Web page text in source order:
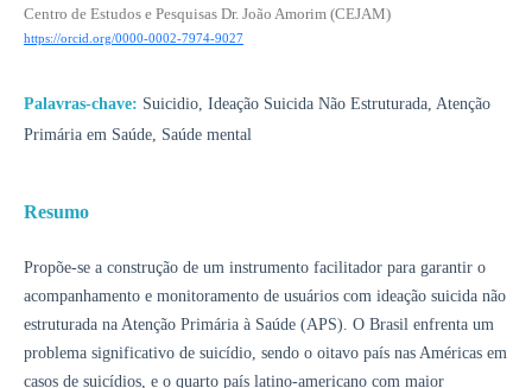
Centro de Estudos e Pesquisas Dr. João Amorim (CEJAM)
https://orcid.org/0000-0002-7974-9027
Palavras-chave: Suicidio, Ideação Suicida Não Estruturada, Atenção
Primária em Saúde, Saúde mental
Resumo
Propõe-se a construção de um instrumento facilitador para garantir o
acompanhamento e monitoramento de usuários com ideação suicida não
estruturada na Atenção Primária à Saúde (APS). O Brasil enfrenta um
problema significativo de suicídio, sendo o oitavo país nas Américas em
casos de suicídios, e o quarto país latino-americano com maior